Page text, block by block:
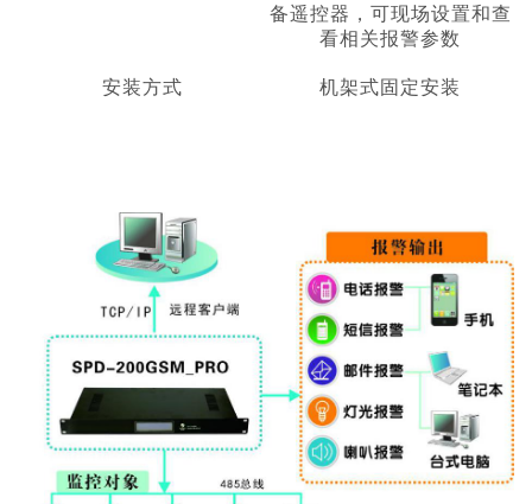
备遥控器，可现场设置和查
看相关报警参数
安装方式 机架式固定安装